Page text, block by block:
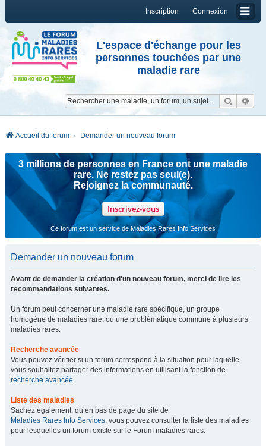
Connexion
Inscription
L'espace d'échange pour les
personnes touchées par une
maladie rare
Accueil du forum Demander un nouveau forum
3 millions de personnes en France ont une maladie
rare. Ne restez pas seul(e).
Rejoignez la communauté.
Inscrivez-vous
Ce forum est un service de Maladies Rares Info Services
Demander un nouveau forum
Avant de demander la création d'un nouveau forum, merci de lire les
recommandations suivantes.
Un forum peut concerner une maladie rare spécifique, un groupe
homogène de maladies rare, ou une problématique commune à plusieurs
maladies rares.
Recherche avancée
Vous pouvez vérifier si un forum correspond à la situation pour laquelle
vous souhaitez partager des informations en utilisant la fonction de
recherche avancée.
Liste des maladies
Sachez également, qu’en bas de page du site de
Maladies Rares Info Services, vous pouvez consulter la liste des maladies
pour lesquelles un forum existe sur le Forum maladies rares.